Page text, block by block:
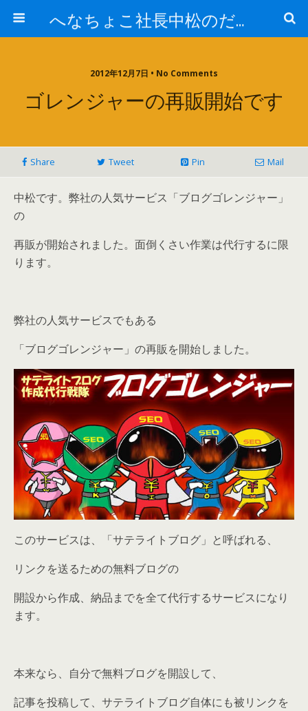
へなちょこ社長中松のだるだる日記
2012年12月7日 • No Comments
ゴレンジャーの再販開始です
Share Tweet Pin Mail
中松です。弊社の人気サービス「ブログゴレンジャー」
の
再販が開始されました。面倒くさい作業は代行するに限
ります。
弊社の人気サービスでもある
「ブログゴレンジャー」の再販を開始しました。
このサービスは、「サテライトブログ」と呼ばれる、
リンクを送るための無料ブログの
開設から作成、納品までを全て代行するサービスになり
ます。
本来なら、自分で無料ブログを開設して、
記事を投稿して、サテライトブログ自体にも被リンクを